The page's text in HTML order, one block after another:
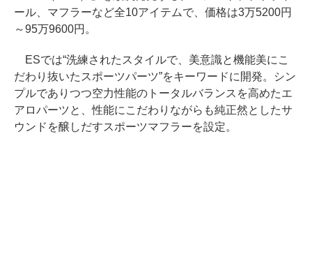
ール、マフラーなど全10アイテムで、価格は3万5200円
～95万9600円。
ESでは“洗練されたスタイルで、美意識と機能美にこ
だわり抜いたスポーツパーツ”をキーワードに開発。シン
プルでありつつ空力性能のトータルバランスを高めたエ
アロパーツと、性能にこだわりながらも純正然としたサ
ウンドを醸しだすスポーツマフラーを設定。